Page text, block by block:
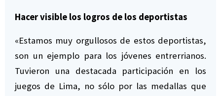
Hacer visible los logros de los deportistas
«Estamos muy orgullosos de estos deportistas,
son un ejemplo para los jóvenes entrerrianos.
Tuvieron una destacada participación en los
juegos de Lima, no sólo por las medallas que